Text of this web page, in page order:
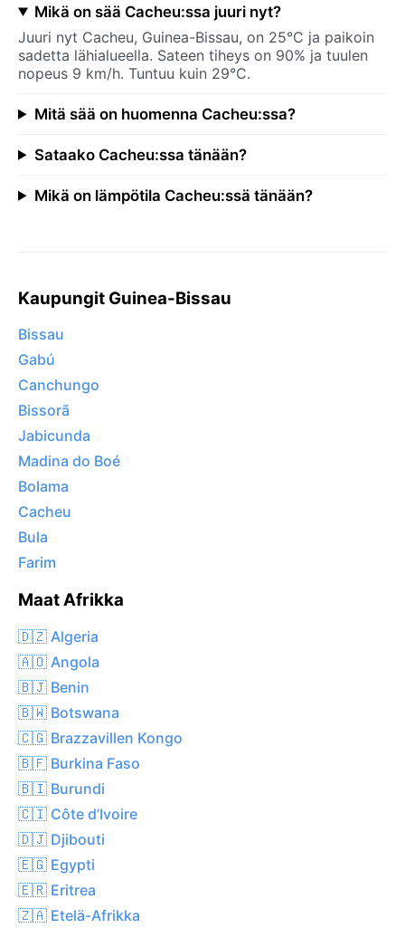
Mikä on sää Cacheu:ssa juuri nyt?
Juuri nyt Cacheu, Guinea-Bissau, on 25°C ja paikoin
sadetta lähialueella. Sateen tiheys on 90% ja tuulen
nopeus 9 km/h. Tuntuu kuin 29°C.
Mitä sää on huomenna Cacheu:ssa?
Sataako Cacheu:ssa tänään?
Mikä on lämpötila Cacheu:ssä tänään?
Kaupungit Guinea-Bissau
Bissau
Gabú
Canchungo
Bissorã
Jabicunda
Madina do Boé
Bolama
Cacheu
Bula
Farim
Maat Afrikka
🇩🇿 Algeria
🇦🇴 Angola
🇧🇯 Benin
🇧🇼 Botswana
🇨🇬 Brazzavillen Kongo
🇧🇫 Burkina Faso
🇧🇮 Burundi
🇨🇮 Côte d’Ivoire
🇩🇯 Djibouti
🇪🇬 Egypti
🇪🇷 Eritrea
🇿🇦 Etelä-Afrikka